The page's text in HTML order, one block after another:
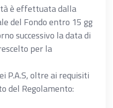
è effettuata dalla
del Fondo entro 15 gg
successivo la data di
per la
P.A.S, oltre ai requisiti
del Regolamento: